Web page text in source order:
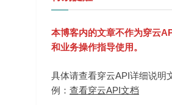
本博客内的文章不作为穿云
和业务操作指导使用。
具体请查看穿云API详细说明
例： 查看穿云API文档